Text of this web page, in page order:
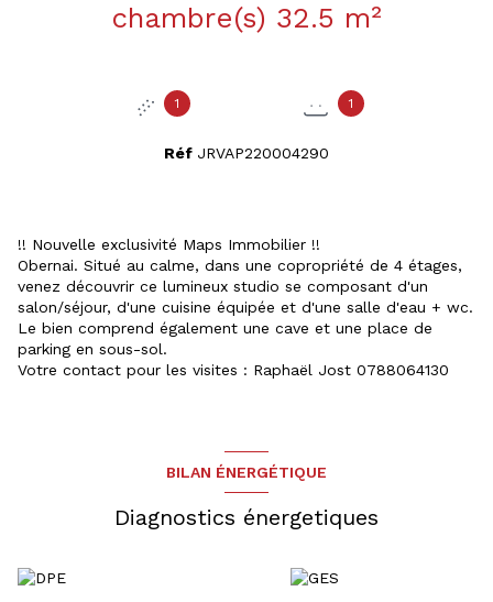
chambre(s) 32.5 m²
1 1
Réf JRVAP220004290
!! Nouvelle exclusivité Maps Immobilier !!
Obernai. Situé au calme, dans une copropriété de 4 étages,
venez découvrir ce lumineux studio se composant d'un
salon/séjour, d'une cuisine équipée et d'une salle d'eau + wc.
Le bien comprend également une cave et une place de
parking en sous-sol.
Votre contact pour les visites : Raphaël Jost 0788064130
BILAN ÉNERGÉTIQUE
Diagnostics énergetiques